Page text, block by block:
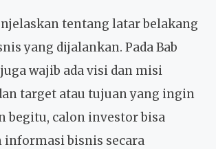
tentang latar belakang
yang dijalankan. Pada Bab
wajib ada visi dan misi
target atau tujuan yang ingin
begitu, calon investor bisa
informasi bisnis secara